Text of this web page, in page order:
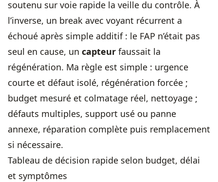
soutenu sur voie rapide la veille du contrôle. À
l’inverse, un break avec voyant récurrent a
échoué après simple additif : le FAP n’était pas
seul en cause, un capteur faussait la
régénération. Ma règle est simple : urgence
courte et défaut isolé, régénération forcée ;
budget mesuré et colmatage réel, nettoyage ;
défauts multiples, support usé ou panne
annexe, réparation complète puis remplacement
si nécessaire.
Tableau de décision rapide selon budget, délai
et symptômes